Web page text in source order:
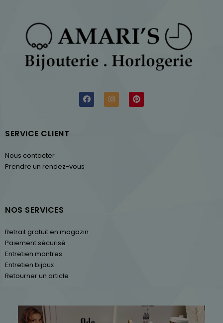
SERVICE CLIENT
Nous contacter
Prendre un rendez-vous
NOS SERVICES
Retrait gratuit en magazin
Paiement sécurisé
Entretien montres
Entretien bijoux
Retourner un article